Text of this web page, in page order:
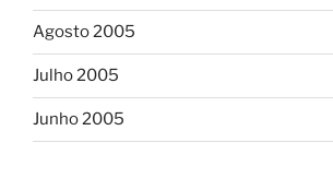
Agosto 2005
Julho 2005
Junho 2005